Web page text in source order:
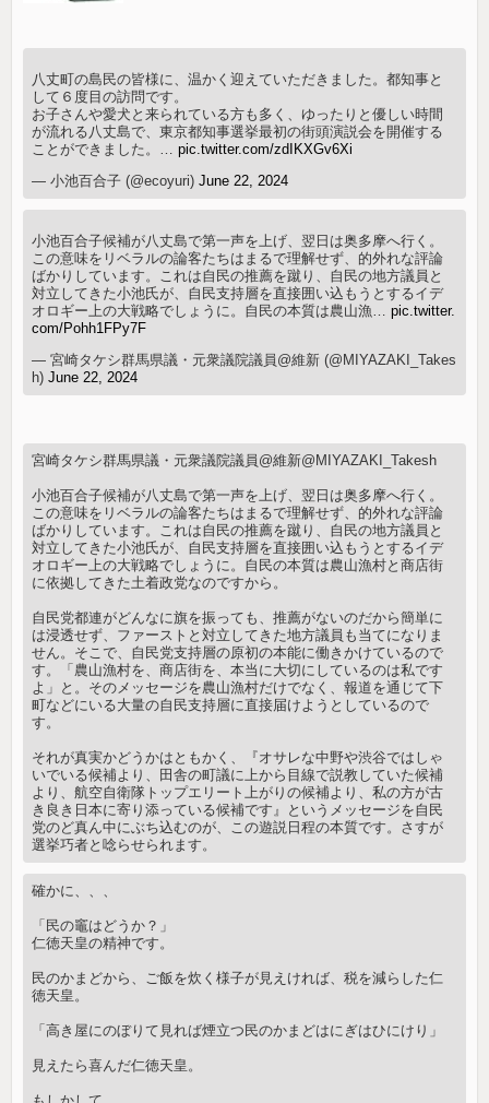
八丈町の島民の皆様に、温かく迎えていただきました。都知事と
して６度目の訪問です。
お子さんや愛犬と来られている方も多く、ゆったりと優しい時間
が流れる八丈島で、東京都知事選挙最初の街頭演説会を開催する
ことができました。…pic.twitter.com/zdIKXGv6Xi
— 小池百合子 (@ecoyuri)June 22, 2024
小池百合子候補が八丈島で第一声を上げ、翌日は奥多摩へ行く。
この意味をリベラルの論客たちはまるで理解せず、的外れな評論
ばかりしています。これは自民の推薦を蹴り、自民の地方議員と
対立してきた小池氏が、自民支持層を直接囲い込もうとするイデ
オロギー上の大戦略でしょうに。自民の本質は農山漁…pic.twitter.
com/Pohh1FPy7F
— 宮崎タケシ群馬県議・元衆議院議員@維新 (@MIYAZAKI_Takes
h)June 22, 2024
宮崎タケシ群馬県議・元衆議院議員@維新@MIYAZAKI_Takesh
小池百合子候補が八丈島で第一声を上げ、翌日は奥多摩へ行く。
この意味をリベラルの論客たちはまるで理解せず、的外れな評論
ばかりしています。これは自民の推薦を蹴り、自民の地方議員と
対立してきた小池氏が、自民支持層を直接囲い込もうとするイデ
オロギー上の大戦略でしょうに。自民の本質は農山漁村と商店街
に依拠してきた土着政党なのですから。
自民党都連がどんなに旗を振っても、推薦がないのだから簡単に
は浸透せず、ファーストと対立してきた地方議員も当てになりま
せん。そこで、自民党支持層の原初の本能に働きかけているので
す。「農山漁村を、商店街を、本当に大切にしているのは私です
よ」と。そのメッセージを農山漁村だけでなく、報道を通じて下
町などにいる大量の自民支持層に直接届けようとしているので
す。
それが真実かどうかはともかく、『オサレな中野や渋谷ではしゃ
いでいる候補より、田舎の町議に上から目線で説教していた候補
より、航空自衛隊トップエリート上がりの候補より、私の方が古
き良き日本に寄り添っている候補です』というメッセージを自民
党のど真ん中にぶち込むのが、この遊説日程の本質です。さすが
選挙巧者と唸らせられます。
確かに、、、
「民の竈はどうか？」
仁徳天皇の精神です。
民のかまどから、ご飯を炊く様子が見えければ、税を減らした仁
徳天皇。
「高き屋にのぼりて見れば煙立つ民のかまどはにぎはひにけり」
見えたら喜んだ仁徳天皇。